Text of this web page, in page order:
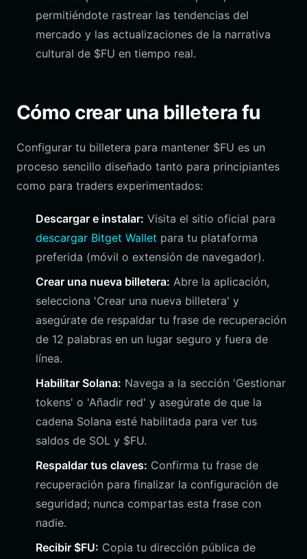
permitiéndote rastrear las tendencias del
mercado y las actualizaciones de la narrativa
cultural de $FU en tiempo real.
Cómo crear una billetera fu
Configurar tu billetera para mantener $FU es un
proceso sencillo diseñado tanto para principiantes
como para traders experimentados:
Descargar e instalar: Visita el sitio oficial para
descargar Bitget Wallet para tu plataforma
preferida (móvil o extensión de navegador).
Crear una nueva billetera: Abre la aplicación,
selecciona 'Crear una nueva billetera' y
asegúrate de respaldar tu frase de recuperación
de 12 palabras en un lugar seguro y fuera de
línea.
Habilitar Solana: Navega a la sección 'Gestionar
tokens' o 'Añadir red' y asegúrate de que la
cadena Solana esté habilitada para ver tus
saldos de SOL y $FU.
Respaldar tus claves: Confirma tu frase de
recuperación para finalizar la configuración de
seguridad; nunca compartas esta frase con
nadie.
Recibir $FU: Copia tu dirección pública de